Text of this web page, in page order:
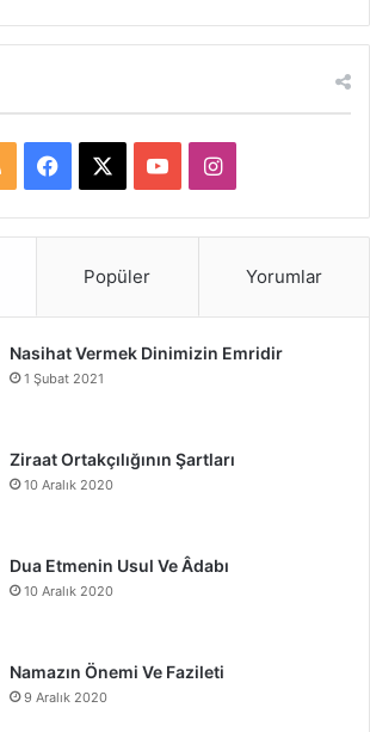
S
a
b
o
o
u
e
I
n
a
r
Popüler Yorumlar
Nasihat Vermek Dinimizin Emridir
1 Şubat 2021
Ziraat Ortakçılığının Şartları
10 Aralık 2020
Dua Etmenin Usul Ve Âdabı
10 Aralık 2020
Namazın Önemi Ve Fazileti
9 Aralık 2020